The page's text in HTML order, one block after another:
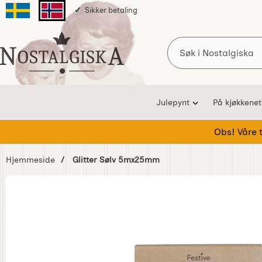
Svenska sidanNorska sidan
Sikker betaling
Startsiden for Nostalgiska
Søk
Julepynt På kjøkkenet
Obs! Våre
Hjemmeside Glitter Sølv 5mx25mm